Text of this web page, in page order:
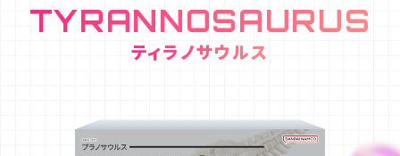
TYRANNOSAURUS
ティラノサウルス